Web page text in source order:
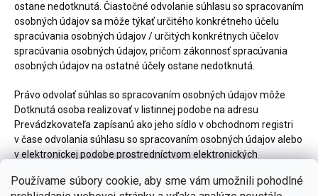
Používame súbory cookie, aby sme vám umožnili pohodlné
ostane nedotknutá. Čiastočné odvolanie súhlasu so spracovaním
osobných údajov sa môže týkať určitého konkrétneho účelu
spracúvania osobných údajov / určitých konkrétnych účelov
spracúvania osobných údajov, pričom zákonnosť spracúvania
osobných údajov na ostatné účely ostane nedotknutá.
Právo odvolať súhlas so spracovaním osobných údajov môže
Dotknutá osoba realizovať v listinnej podobe na adresu
Prevádzkovateľa zapísanú ako jeho sídlo v obchodnom registri
v čase odvolania súhlasu so spracovaním osobných údajov alebo
v elektronickej podobe prostredníctvom elektronických
Prevádzkovateľa uvedenú pri identifikácii Prevádzkovateľa